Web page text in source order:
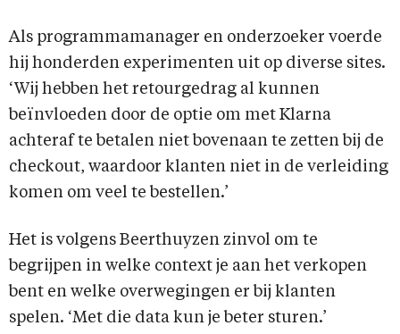
Als programmamanager en onderzoeker voerde
hij honderden experimenten uit op diverse sites.
‘Wij hebben het retourgedrag al kunnen
beïnvloeden door de optie om met Klarna
achteraf te betalen niet bovenaan te zetten bij de
checkout, waardoor klanten niet in de verleiding
komen om veel te bestellen.’
Het is volgens Beerthuyzen zinvol om te
begrijpen in welke context je aan het verkopen
bent en welke overwegingen er bij klanten
spelen. ‘Met die data kun je beter sturen.’